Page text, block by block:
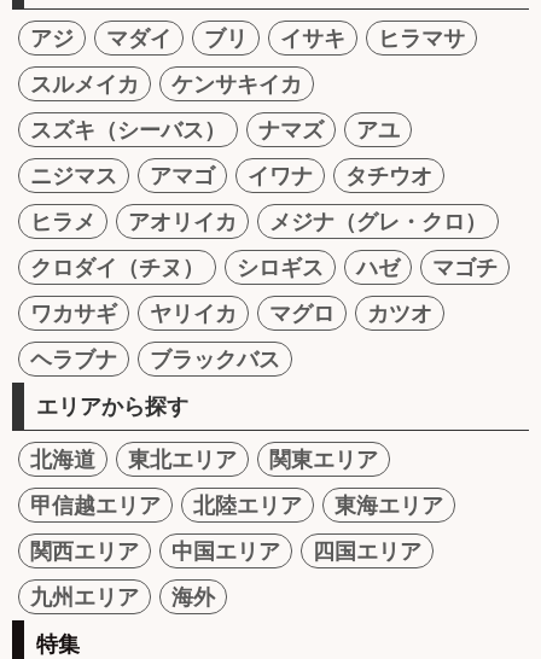
アジ マダイ ブリ イサキ
ヒラマサ
スルメイカ
ケンサキイカ
スズキ（シーバス）
ナマズ
アユ
ニジマス
アマゴ イワナ
タチウオ
ヒラメ
アオリイカ
メジナ（グレ・クロ）
クロダイ（チヌ）
シロギス ハゼ
マゴチ
ワカサギ
ヤリイカ マグロ
カツオ
ヘラブナ
ブラックバス
エリアから探す
北海道 東北エリア
関東エリア
甲信越エリア
北陸エリア
東海エリア
関西エリア
中国エリア
四国エリア
九州エリア
海外
特集